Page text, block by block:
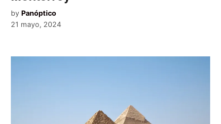
by Panóptico
21 mayo, 2024